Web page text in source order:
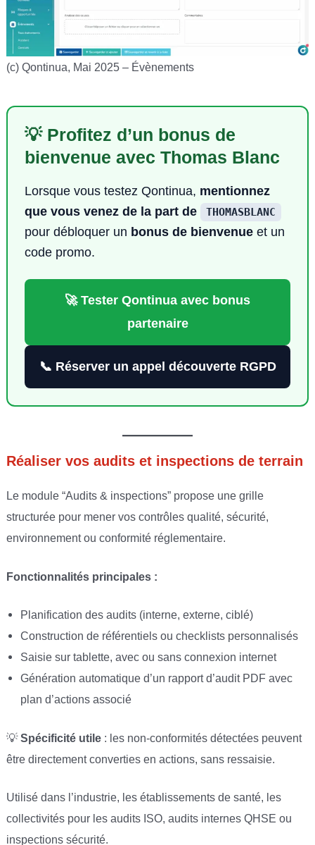
(c) Qontinua, Mai 2025 – Évènements
💡 Profitez d’un bonus de
bienvenue avec Thomas Blanc
Lorsque vous testez Qontinua, mentionnez
que vous venez de la part de
THOMASBLANC
pour débloquer un bonus de bienvenueet un
code promo.
🚀 Tester Qontinua avec bonus
partenaire
📞 Réserver un appel découverte RGPD
Réaliser vos audits et inspections de terrain
Le module “Audits & inspections” propose une grille
structurée pour mener vos contrôles qualité, sécurité,
environnement ou conformité réglementaire.
Fonctionnalités principales :
Planification des audits (interne, externe, ciblé)
Construction de référentiels ou checklists personnalisés
Saisie sur tablette, avec ou sans connexion internet
Génération automatique d’un rapport d’audit PDF avec
plan d’actions associé
💡Spécificité utile: les non-conformités détectées peuvent
être directement converties en actions, sans ressaisie.
Utilisé dans l’industrie, les établissements de santé, les
collectivités pour les audits ISO, audits internes QHSE ou
inspections sécurité.